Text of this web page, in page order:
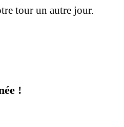
tour un autre jour.
!